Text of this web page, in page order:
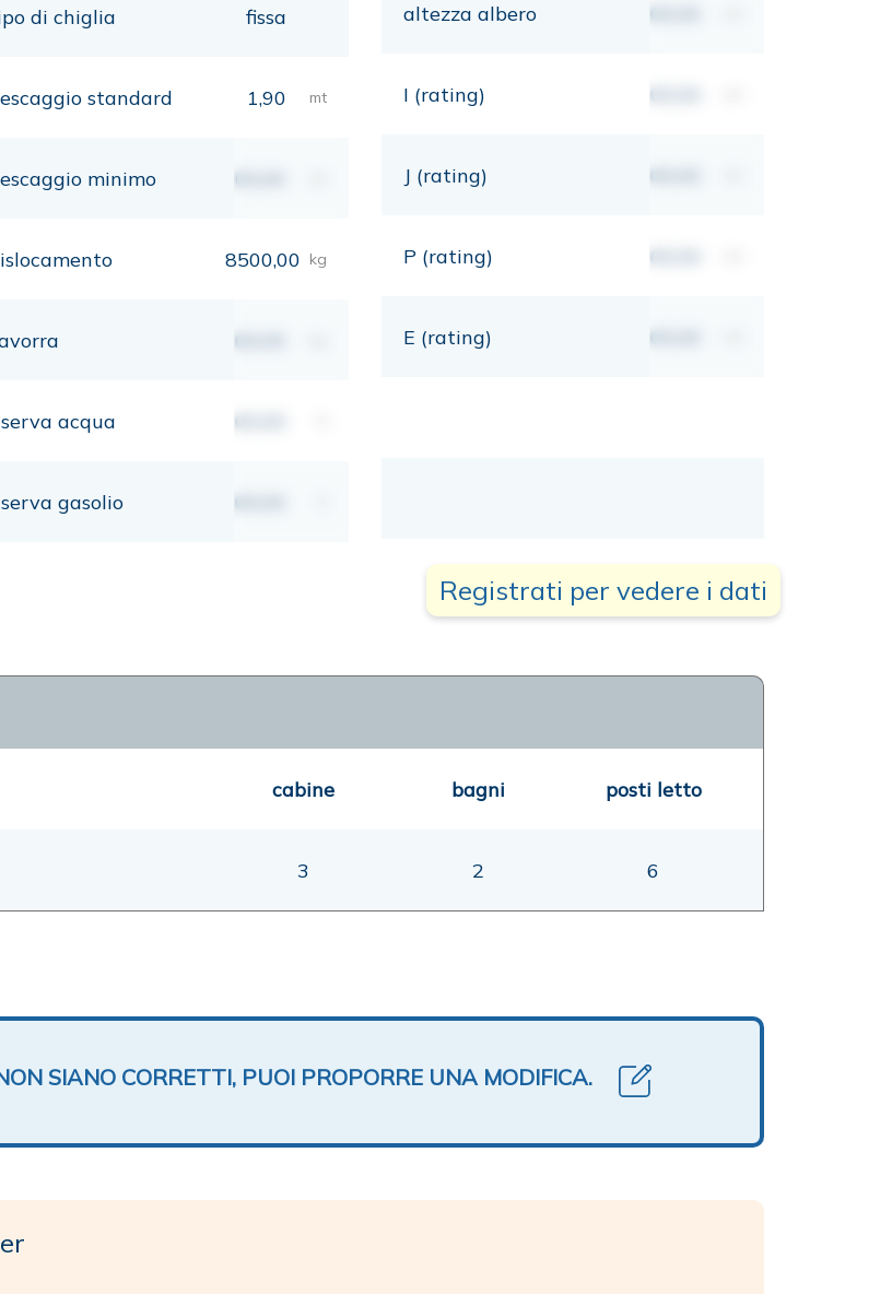
di chiglia fissa
standard 1,90 mt
minimo 00,00
8500,00 kg
00,00
acqua 00,00
gasolio 00,00
altezza albero 00,00
I (rating) 00,00
J (rating) 00,00
P (rating) 00,00
E (rating) 00,00
Registrati per vedere i dati
cabine bagni posti letto
3 2 6
SIANO CORRETTI, PUOI PROPORRE UNA MODIFICA.